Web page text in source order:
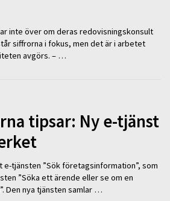
inte över om deras redovisningskonsult
siffrorna i fokus, men det är i arbetet
avgörs. – …
tipsar: Ny e-tjänst
tjänsten ”Sök företagsinformation”, som
”Söka ett ärende eller se om en
Den nya tjänsten samlar …